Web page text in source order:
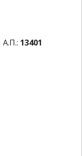
Α.Π.: 13401